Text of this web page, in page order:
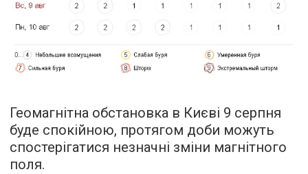
Геомагнітна обстановка в Києві 9 серпня
буде спокійною, протягом доби можуть
спостерігатися незначні зміни магнітного
поля.